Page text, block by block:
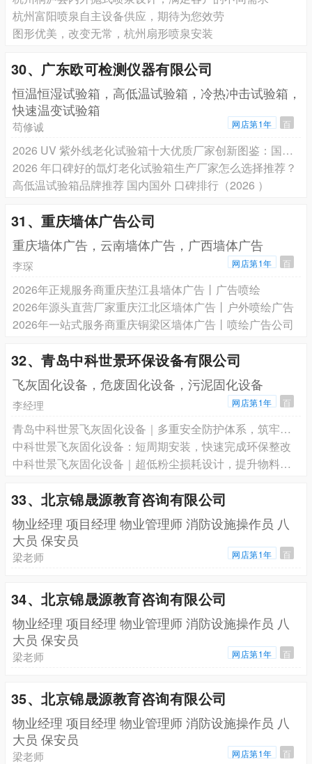
杭州富阳喷泉自主设备供应，期待为您效劳
图形优美，改变无常，杭州扇形喷泉安装
30、广东欧可检测仪器有限公司
恒温恒湿试验箱，高低温试验箱，冷热冲击试验箱，
快速温变试验箱
苟修诚 网店第1年 百
2026 UV 紫外线老化试验箱十大优质厂家创新图鉴：国际标杆与国产领军推荐
2026 年口碑好的氙灯老化试验箱生产厂家怎么选择推荐？
高低温试验箱品牌推荐 国内国外 口碑排行（2026 ）
31、重庆墙体广告公司
重庆墙体广告，云南墙体广告，广西墙体广告
李琛 网店第1年 百
2026年正规服务商重庆垫江县墙体广告丨广告喷绘
2026年源头直营厂家重庆江北区墙体广告丨户外喷绘广告
2026年一站式服务商重庆铜梁区墙体广告丨喷绘广告公司
32、青岛中科世景环保设备有限公司
飞灰固化设备，危废固化设备，污泥固化设备
李经理 网店第1年 百
青岛中科世景飞灰固化设备｜多重安全防护体系，筑牢车间安全生产底线
中科世景飞灰固化设备：短周期安装，快速完成环保整改
中科世景飞灰固化设备｜超低粉尘损耗设计，提升物料利用率
33、北京锦晟源教育咨询有限公司
物业经理 项目经理 物业管理师 消防设施操作员 八
大员 保安员
梁老师 网店第1年 百
34、北京锦晟源教育咨询有限公司
物业经理 项目经理 物业管理师 消防设施操作员 八
大员 保安员
梁老师 网店第1年 百
35、北京锦晟源教育咨询有限公司
物业经理 项目经理 物业管理师 消防设施操作员 八
大员 保安员
梁老师 网店第1年 百